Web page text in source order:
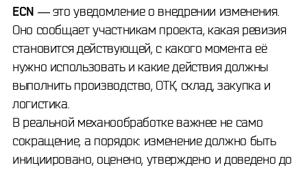
ECN — это уведомление о внедрении изменения.
Оно сообщает участникам проекта, какая ревизия
становится действующей, с какого момента её
нужно использовать и какие действия должны
выполнить производство, ОТК, склад, закупка и
логистика.
В реальной механообработке важнее не само
сокращение, а порядок: изменение должно быть
инициировано, оценено, утверждено и доведено до